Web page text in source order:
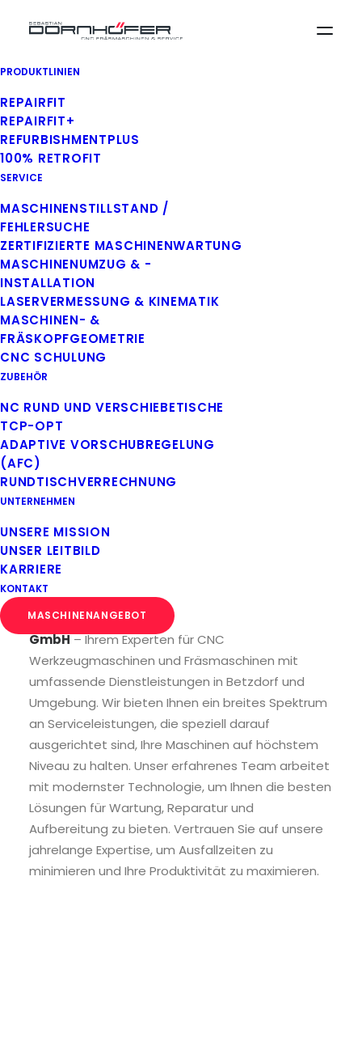
PRODUKTLINIEN
REPAIRFIT
REPAIRFIT+
REFURBISHMENTPLUS
100% RETROFIT
SERVICE
MASCHINENSTILLSTAND /
FEHLERSUCHE
ZERTIFIZIERTE MASCHINENWARTUNG
MASCHINENUMZUG & -
INSTALLATION
LASERVERMESSUNG & KINEMATIK
MASCHINEN- &
FRÄSKOPFGEOMETRIE
CNC SCHULUNG
ZUBEHÖR
NC RUND UND VERSCHIEBETISCHE
TCP-OPT
ADAPTIVE VORSCHUBREGELUNG
(AFC)
RUNDTISCHVERRECHNUNG
UNTERNEHMEN
UNSERE MISSION
UNSER LEITBILD
KARRIERE
KONTAKT
MASCHINENANGEBOT
CNC Service für
Werkzeug- und
Fräsmaschinen in
Betzdorf
Professioneller CNC Service, Wartung
und Aufbereitung in Ihrer Region –
57518 Betzdorf
KONTAKT AUFNEHMEN
Professioneller CNC Service & Maschinenaufbereitung am Beispiel
der MTE BF 3200 Repairfit.
CNC Kundendienst
auf ganzer Linie.
Herzlich willkommen beiSebastian Dornhöfer
GmbH– Ihrem Experten für CNC
Werkzeugmaschinen und Fräsmaschinen mit
umfassende Dienstleistungen in Betzdorf und
Umgebung. Wir bieten Ihnen ein breites Spektrum
an Serviceleistungen, die speziell darauf
ausgerichtet sind, Ihre Maschinen auf höchstem
Niveau zu halten. Unser erfahrenes Team arbeitet
mit modernster Technologie, um Ihnen die besten
Lösungen für Wartung, Reparatur und
Aufbereitung zu bieten. Vertrauen Sie auf unsere
jahrelange Expertise, um Ausfallzeiten zu
minimieren und Ihre Produktivität zu maximieren.